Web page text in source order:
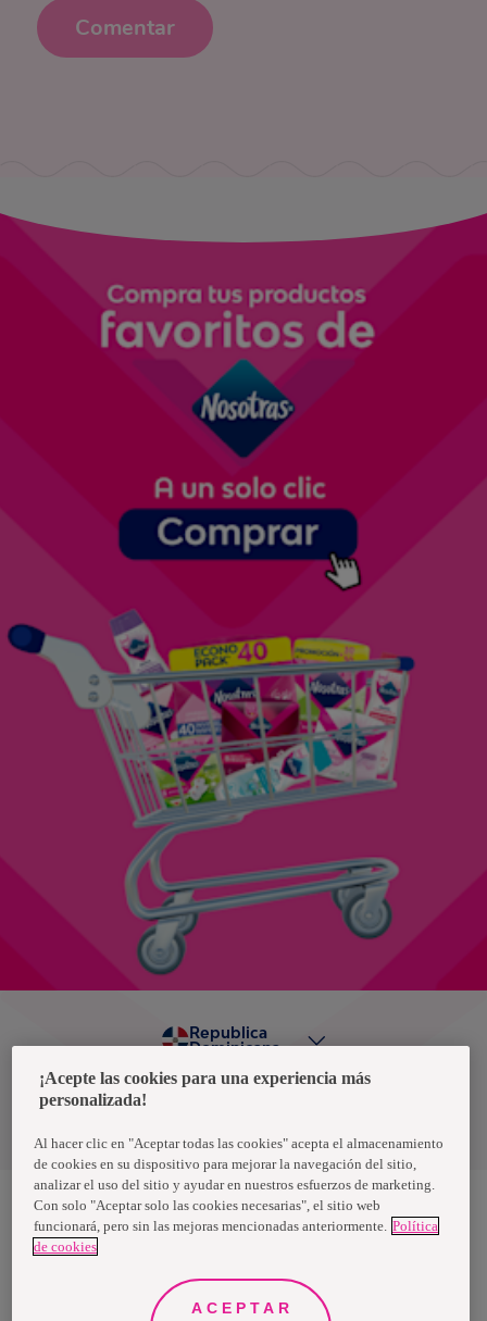
Comentar
Política de privacidad de datos
Republica
Dominicana
Nosotras, una marca de Essity - una compañía global líder en
higiene y salud. Cada día, mil millones de personas, en todo el
propósito es romper barreras por el bienestar en beneficio de
consumidores, pacientes, cuidadores, clientes y la sociedad en
general. Vendemos en aproximadamente 150 países bajo las
¡Acepte las cookies para una experiencia más
personalizada!
Al hacer clic en "Aceptar todas las cookies" acepta el almacenamiento
de cookies en su dispositivo para mejorar la navegación del sitio,
analizar el uso del sitio y ayudar en nuestros esfuerzos de marketing.
Con solo "Aceptar solo las cookies necesarias", el sitio web
funcionará, pero sin las mejoras mencionadas anteriormente. Política
de cookies
ACEPTAR